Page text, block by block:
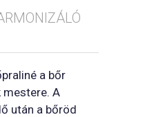
a bőr
mestere. A
után a bőröd